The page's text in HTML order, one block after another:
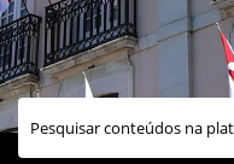
links úteis